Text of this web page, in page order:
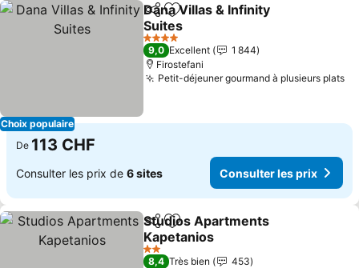
Choix populaire
PartagerAjouter à mes favoris
Dana Villas & Infinity
Suites
Consulter les prix
4 Étoiles
9,0 Excellent
1 844
Firostefani
Petit-déjeuner gourmand à plusieurs plats
De 113 CHF
Consulter les prix de 6 sites Consulter les prix
PartagerAjouter à mes favoris
Studios Apartments
Kapetanios
Consulter les prix
2 Étoiles
8,4 Très bien
453